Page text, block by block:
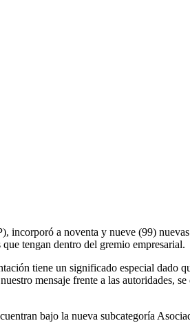
a noventa y nueve (99)
tengan dentro del gremio empresarial.
tiene un significado especial dado
mensaje frente a las autoridades,
bajo la nueva subcategoría